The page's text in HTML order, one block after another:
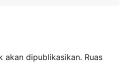
akan dipublikasikan. Ruas